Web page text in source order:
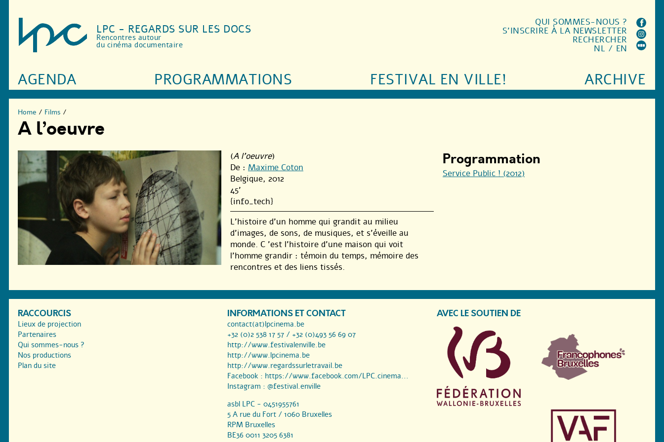
LPC - REGARDS SUR LES DOCS
Rencontres autour
du cinéma documentaire
AGENDA PROGRAMMATIONS FESTIVAL EN VILLE! ARCHIVE
QUI SOMMES-NOUS ?
S'INSCRIRE À LA NEWSLETTER
RECHERCHER
NL / EN
Home / Films /
A l’oeuvre
(A l'oeuvre)
De : Maxime Coton
Belgique, 2012
45'
{info_tech}
L’histoire d’un homme qui grandit au milieu
d’images, de sons, de musiques, et s’éveille au
monde. C ’est l’histoire d’une maison qui voit
l’homme grandir : témoin du temps, mémoire des
rencontres et des liens tissés.
Programmation
Service Public ! (2012)
RACCOURCIS
Lieux de projection
Partenaires
Qui sommes-nous ?
Nos productions
Plan du site
INFORMATIONS ET CONTACT
contact(at)lpcinema.be
+32 (0)2 538 17 57 / +32 (0)493 56 69 07
http://www.festivalenville.be
http://www.lpcinema.be
http://www.regardssurletravail.be
Facebook : https://www.facebook.com/LPC.cinema...
Instagram : @festival.enville
asbl LPC - 0451955761
5 A rue du Fort / 1060 Bruxelles
RPM Bruxelles
BE36 0011 3205 6381
AVEC LE SOUTIEN DE